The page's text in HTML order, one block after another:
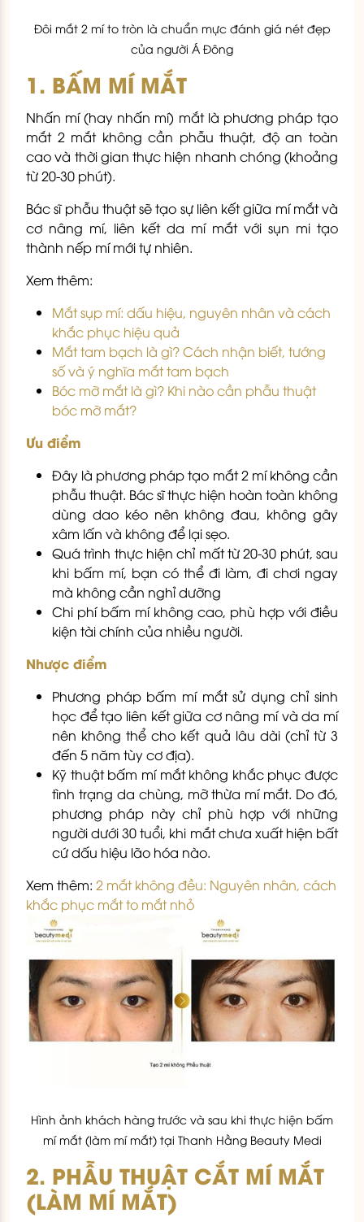
Đôi mắt 2 mí to tròn là chuẩn mực đánh giá nét đẹp
của người Á Đông
1. BẤM MÍ MẮT
Nhấn mí (hay nhấn mí) mắt là phương pháp tạo
mắt 2 mắt không cần phẫu thuật, độ an toàn
cao và thời gian thực hiện nhanh chóng (khoảng
từ 20-30 phút).
Bác sĩ phẫu thuật sẽ tạo sự liên kết giữa mí mắt và
cơ nâng mí, liên kết da mí mắt với sụn mi tạo
thành nếp mí mới tự nhiên.
Xem thêm:
Mắt sụp mí: dấu hiệu, nguyên nhân và cách
khắc phục hiệu quả
Mắt tam bạch là gì? Cách nhận biết, tướng
số và ý nghĩa mắt tam bạch
Bóc mỡ mắt là gì? Khi nào cần phẫu thuật
bóc mỡ mắt?
Ưu điểm
Đây là phương pháp tạo mắt 2 mí không cần
phẫu thuật. Bác sĩ thực hiện hoàn toàn không
dùng dao kéo nên không đau, không gây
xâm lấn và không để lại sẹo.
Quá trình thực hiện chỉ mất từ 20-30 phút, sau
khi bấm mí, bạn có thể đi làm, đi chơi ngay
mà không cần nghỉ dưỡng
Chi phí bấm mí không cao, phù hợp với điều
kiện tài chính của nhiều người.
Nhược điểm
Phương pháp bấm mí mắt sử dụng chỉ sinh
học để tạo liên kết giữa cơ nâng mí và da mí
nên không thể cho kết quả lâu dài (chỉ từ 3
đến 5 năm tùy cơ địa).
Kỹ thuật bấm mí mắt không khắc phục được
tình trạng da chùng, mỡ thừa mí mắt. Do đó,
phương pháp này chỉ phù hợp với những
người dưới 30 tuổi, khi mắt chưa xuất hiện bất
cứ dấu hiệu lão hóa nào.
Xem thêm: 2 mắt không đều: Nguyên nhân, cách
khắc phục mắt to mắt nhỏ
Hình ảnh khách hàng trước và sau khi thực hiện bấm
mí mắt (làm mí mắt) tại Thanh Hằng Beauty Medi
2. PHẪU THUẬT CẮT MÍ MẮT
(LÀM MÍ MẮT)